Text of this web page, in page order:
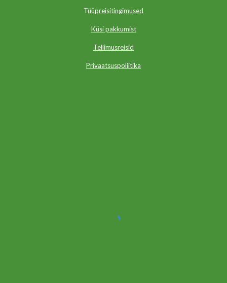
Tüüpreisitingimused
Küsi pakkumist
Tellimusreisid
Privaatsuspoliitika